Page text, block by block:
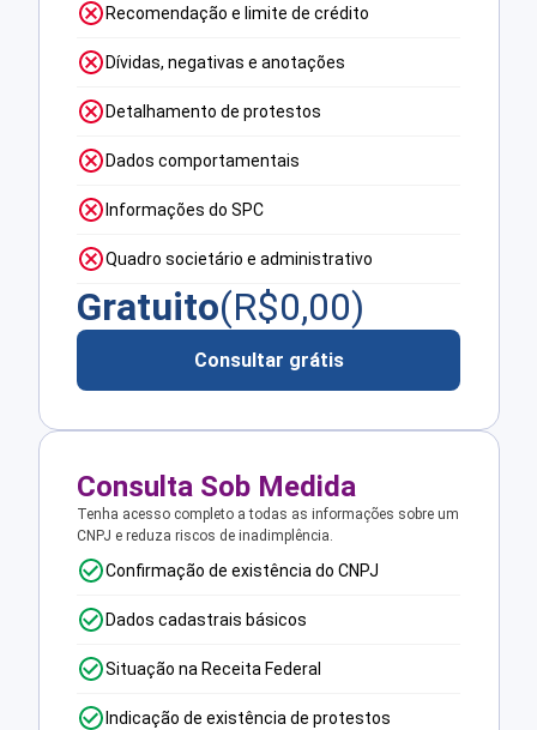
Recomendação e limite de crédito
Dívidas, negativas e anotações
Detalhamento de protestos
Dados comportamentais
Informações do SPC
Quadro societário e administrativo
Gratuito(R$0,00)
Consultar grátis
Consulta Sob Medida
Tenha acesso completo a todas as informações sobre um
CNPJ e reduza riscos de inadimplência.
Confirmação de existência do CNPJ
Dados cadastrais básicos
Situação na Receita Federal
Indicação de existência de protestos